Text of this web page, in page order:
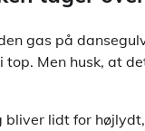
gas på
Men husk, at
lidt for